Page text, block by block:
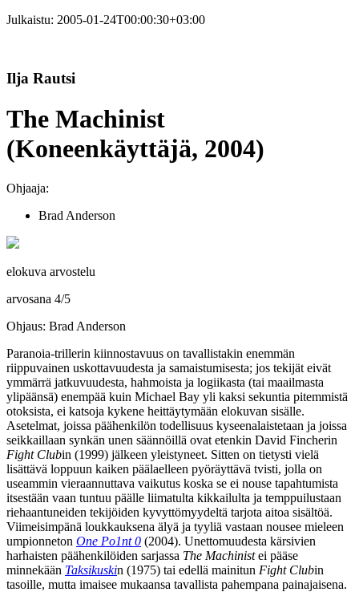
Julkaistu: 2005-01-24T00:00:30+03:00
Ilja Rautsi
The Machinist
(Koneenkäyttäjä, 2004)
Ohjaaja:
Brad Anderson
elokuva arvostelu
arvosana 4/5
Ohjaus: Brad Anderson
Paranoia-trillerin kiinnostavuus on tavallistakin enemmän
riippuvainen uskottavuudesta ja samaistumisesta; jos tekijät eivät
ymmärrä jatkuvuudesta, hahmoista ja logiikasta (tai maailmasta
ylipäänsä) enempää kuin Michael Bay yli kaksi sekuntia pitemmistä
otoksista, ei katsoja kykene heittäytymään elokuvan sisälle.
Asetelmat, joissa päähenkilön todellisuus kyseenalaistetaan ja joissa
seikkaillaan synkän unen säännöillä ovat etenkin David Fincherin
Fight Clubin (1999) jälkeen yleistyneet. Sitten on tietysti vielä
lisättävä loppuun kaiken päälaelleen pyöräyttävä tvisti, jolla on
useammin vieraannuttava vaikutus koska se ei nouse tapahtumista
itsestään vaan tuntuu päälle liimatulta kikkailulta ja temppuilustaan
riehaantuneiden tekijöiden kyvyttömyydeltä tarjota aitoa sisältöä.
Viimeisimpänä loukkauksena älyä ja tyyliä vastaan nousee mieleen
umpionneton One Po1nt 0 (2004). Unettomuudesta kärsivien
harhaisten päähenkilöiden sarjassa The Machinistei pääse
minnekään Taksikuskin (1975) tai edellä mainitun Fight Clubin
tasoille, mutta imaisee mukaansa tavallista pahempana painajaisena.